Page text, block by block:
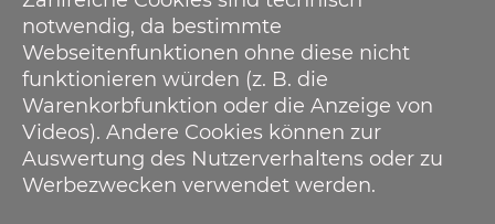
notwendig, da bestimmte
Webseitenfunktionen ohne diese nicht
funktionieren würden (z. B. die
Warenkorbfunktion oder die Anzeige von
Videos). Andere Cookies können zur
Auswertung des Nutzerverhaltens oder zu
Werbezwecken verwendet werden.